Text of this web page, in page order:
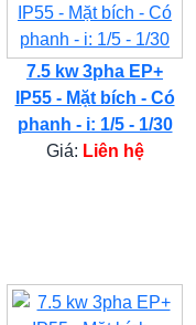
7.5 kw 3pha EP+
IP55 - Mặt bích - Có
phanh - i: 1/5 - 1/30
Giá: Liên hệ